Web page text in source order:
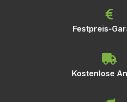
Festpreis-
Kostenlose